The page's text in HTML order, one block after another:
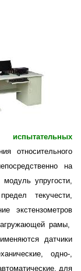
испытательных
относительного
на
упругости,
текучести,
экстензометров
рамы,
датчики
одно-,
для